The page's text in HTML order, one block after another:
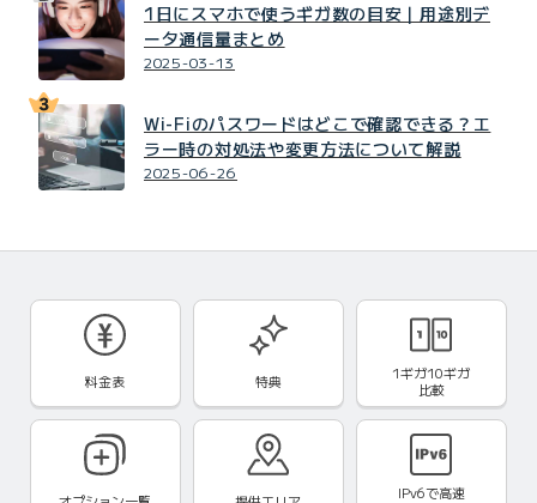
1日にスマホで使うギガ数の目安｜用途別デ
ータ通信量まとめ
2025-03-13
Wi-Fiのパスワードはどこで確認できる？エ
ラー時の対処法や変更方法について解説
2025-06-26
料金表 特典
1ギガ10ギガ
比較
IPv6で高速